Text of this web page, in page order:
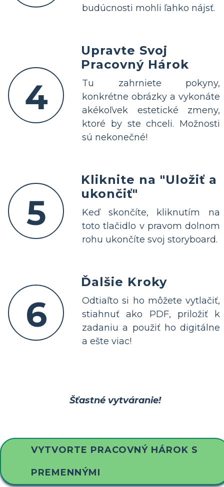
budúcnosti mohli ľahko nájsť.
4
Upravte Svoj
Pracovný Hárok
Tu zahrniete pokyny,
konkrétne obrázky a vykonáte
akékoľvek estetické zmeny,
ktoré by ste chceli. Možnosti
sú nekonečné!
5
Kliknite na "Uložiť a
ukončiť"
Keď skončíte, kliknutím na
toto tlačidlo v pravom dolnom
rohu ukončíte svoj storyboard.
6
Ďalšie Kroky
Odtiaľto si ho môžete vytlačiť,
stiahnuť ako PDF, priložiť k
zadaniu a použiť ho digitálne
a ešte viac!
Šťastné vytváranie!
VYTVORTE PRACOVNÝ HÁROK S
PREMENNÝMI